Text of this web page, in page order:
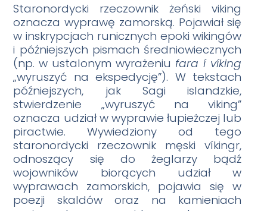
Staronordycki rzeczownik żeński viking
oznacza wyprawę zamorską. Pojawiał się
w inskrypcjach runicznych epoki wikingów
i późniejszych pismach średniowiecznych
(np. w ustalonym wyrażeniu fara í víking
„wyruszyć na ekspedycję”). W tekstach
późniejszych, jak Sagi islandzkie,
stwierdzenie „wyruszyć na viking”
oznacza udział w wyprawie łupieżczej lub
piractwie. Wywiedziony od tego
staronordycki rzeczownik męski víkingr,
odnoszący się do żeglarzy bądź
wojowników biorących udział w
wyprawach zamorskich, pojawia się w
poezji skaldów oraz na kamieniach